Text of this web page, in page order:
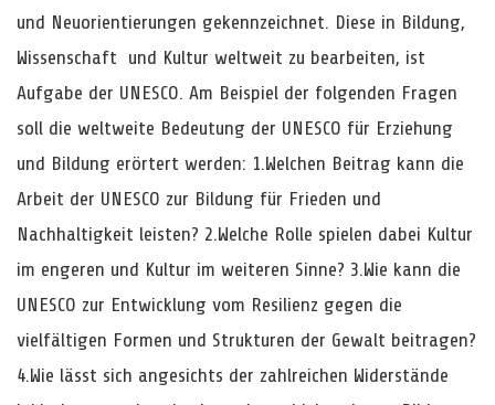
und Neuorientierungen gekennzeichnet. Diese in Bildung,
Wissenschaft und Kultur weltweit zu bearbeiten, ist
Aufgabe der UNESCO. Am Beispiel der folgenden Fragen
soll die weltweite Bedeutung der UNESCO für Erziehung
und Bildung erörtert werden: 1.Welchen Beitrag kann die
Arbeit der UNESCO zur Bildung für Frieden und
Nachhaltigkeit leisten? 2.Welche Rolle spielen dabei Kultur
im engeren und Kultur im weiteren Sinne? 3.Wie kann die
UNESCO zur Entwicklung vom Resilienz gegen die
vielfältigen Formen und Strukturen der Gewalt beitragen?
4.Wie lässt sich angesichts der zahlreichen Widerstände